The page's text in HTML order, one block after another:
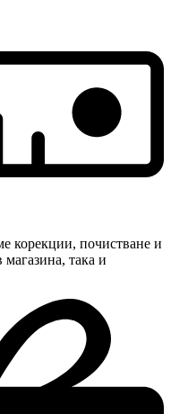
корекции, почистване и
така и